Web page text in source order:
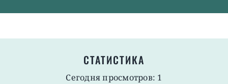
СТАТИСТИКА
Сегодня просмотров: 1